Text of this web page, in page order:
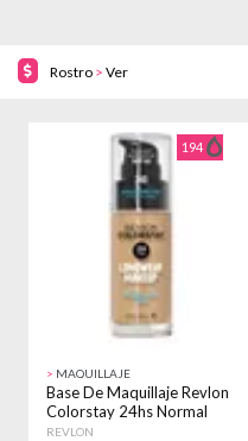
Rostro > Ver
194
> MAQUILLAJE
Base De Maquillaje Revlon
Colorstay 24hs Normal
Seco X 30ml
REVLON